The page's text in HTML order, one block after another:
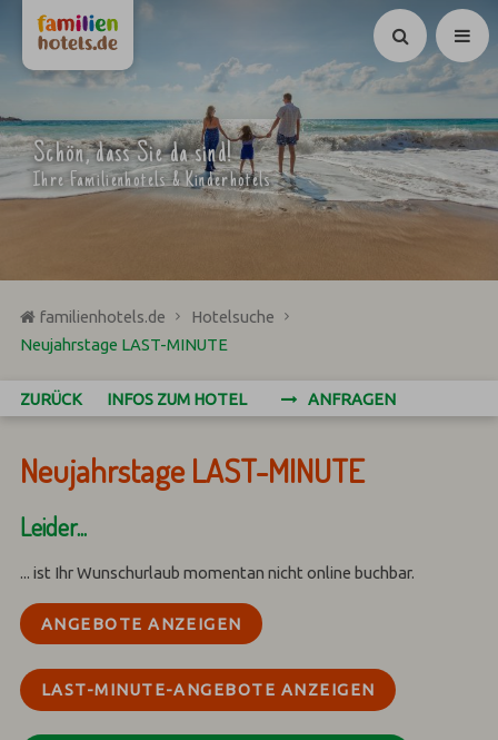
Suchen
Schön, dass Sie da sind!
Ihre Familienhotels & Kinderhotels
familienhotels.de
Hotelsuche
Neujahrstage LAST-MINUTE
ZURÜCK INFOS ZUM HOTEL ANFRAGEN
Neujahrstage LAST-MINUTE
Leider...
... ist Ihr Wunschurlaub momentan nicht online buchbar.
ANGEBOTE ANZEIGEN
LAST-MINUTE-ANGEBOTE ANZEIGEN